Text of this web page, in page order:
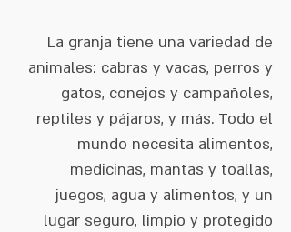
La granja tiene una variedad de
animales: cabras y vacas, perros y
gatos, conejos y campañoles,
reptiles y pájaros, y más. Todo el
mundo necesita alimentos,
medicinas, mantas y toallas,
juegos, agua y alimentos, y un
lugar seguro, limpio y protegido